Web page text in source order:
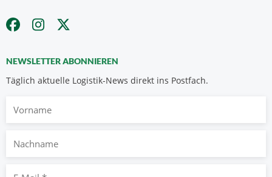
NEWSLETTER ABONNIEREN
Täglich aktuelle Logistik-News direkt ins Postfach.
Nachname